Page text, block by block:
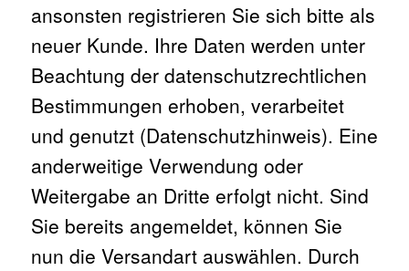
ansonsten registrieren Sie sich bitte als
neuer Kunde. Ihre Daten werden unter
Beachtung der datenschutzrechtlichen
Bestimmungen erhoben, verarbeitet
und genutzt (Datenschutzhinweis). Eine
anderweitige Verwendung oder
Weitergabe an Dritte erfolgt nicht. Sind
Sie bereits angemeldet, können Sie
nun die Versandart auswählen. Durch